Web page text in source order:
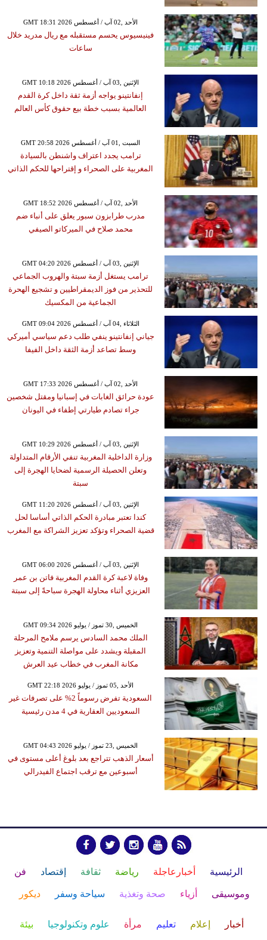
GMT 18:31 2026 الأحد ,02 آب / أغسطس
فينيسيوس يحسم مستقبله مع ريال مدريد خلال
ساعات
GMT 10:18 2026 الإثنين ,03 آب / أغسطس
إنفانتينو يواجه أزمة ثقة داخل كرة القدم
العالمية بسبب خطة بيع حقوق كأس العالم
GMT 20:58 2026 السبت ,01 آب / أغسطس
ترامب يجدد اعتراف واشنطن بالسيادة
المغربية على الصحراء و إقتراحها للحكم الذاتي
GMT 18:52 2026 الأحد ,02 آب / أغسطس
مدرب طرابزون سبور يعلق على أنباء ضم
محمد صلاح في الميركاتو الصيفي
GMT 04:20 2026 الإثنين ,03 آب / أغسطس
ترامب يستغل أزمة سبتة والهروب الجماعي
للتحذير من فوز الديمقراطيين و تشجيع الهحرة
الجماعية من المكسيك
GMT 09:04 2026 الثلاثاء ,04 آب / أغسطس
جياني إنفانتينو ينفي طلب دعم سياسي أميركي
وسط تصاعد أزمة الثقة داخل الفيفا
GMT 17:33 2026 الأحد ,02 آب / أغسطس
عودة حرائق الغابات في إسبانيا ومقتل شخصين
جراء تصادم طيارتي إطفاء في اليونان
GMT 10:29 2026 الإثنين ,03 آب / أغسطس
وزارة الداخلية المغربية تنفي الأرقام المتداولة
وتعلن الحصيلة الرسمية لضحايا الهجرة إلى
سبتة
GMT 11:20 2026 الإثنين ,03 آب / أغسطس
كندا تعتبر مبادرة الحكم الذاتي أساسا لحل
قضية الصحراء وتؤكد تعزيز الشراكة مع المغرب
GMT 06:00 2026 الإثنين ,03 آب / أغسطس
وفاة لاعبة كرة القدم المغربية فاتن بن عمر
العزيزي أثناء محاولة الهجرة سباحةً إلى سبتة
GMT 09:34 2026 الخميس ,30 تموز / يوليو
الملك محمد السادس يرسم ملامح المرحلة
المقبلة ويشدد على مواصلة التنمية وتعزيز
مكانة المغرب في خطاب عيد العرش
GMT 22:18 2026 الأحد ,05 تموز / يوليو
السعودية تفرض رسوماً 2% على تصرفات غير
السعوديين العقارية في 4 مدن رئيسية
GMT 04:43 2026 الخميس ,23 تموز / يوليو
أسعار الذهب تتراجع بعد بلوغ أعلى مستوى في
أسبوعين مع ترقب اجتماع الفيدرالي
الرئيسية أخبارعاجلة رياضة ثقافة إقتصاد فن
وموسيقى أزياء صحة وتغذية سياحة وسفر ديكور
أخبار إعلام تعليم مرأة علوم وتكنولوجيا بيئة